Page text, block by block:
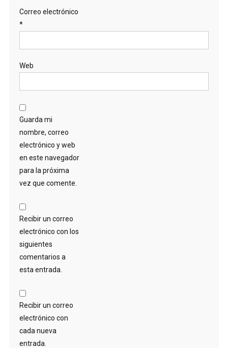
Correo electrónico
*
Web
Guarda mi
nombre, correo
electrónico y web
en este navegador
para la próxima
vez que comente.
Recibir un correo
electrónico con los
siguientes
comentarios a
esta entrada.
Recibir un correo
electrónico con
cada nueva
entrada.